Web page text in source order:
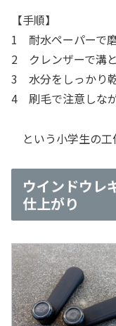
【手順】
1 耐水ペーパーで
2 クレンザーで溝
3 水分をしっかり
4 刷毛で注意しな
という小学生の工
ウインドウレ
仕上がり